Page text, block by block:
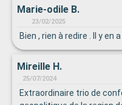
Marie-odile B.
23/02/2025
Bien , rien à redire . Il y en
Mireille H.
25/07/2024
Extraordinaire trio de